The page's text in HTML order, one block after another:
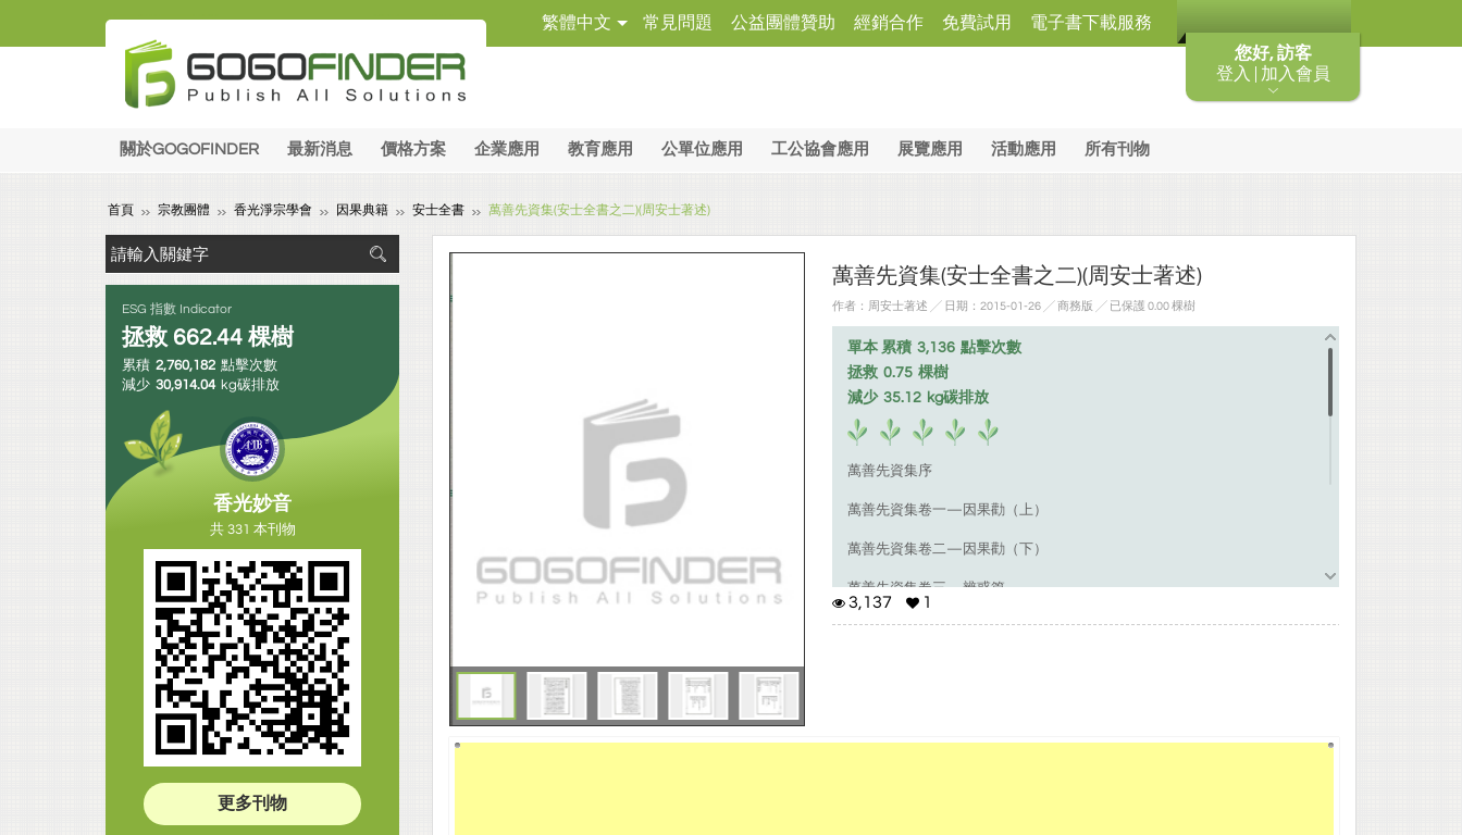
您好, 訪客
登入 | 加入會員
繁體中文 常見問題 公益團體贊助 經銷合作 免費試用 電子書下載服務
關於GOGOFINDER 最新消息 價格方案 企業應用 教育應用 公單位應用 工公協會應用 展覽應用 活動應用 所有刊物
首頁 宗教團體 香光淨宗學會 因果典籍 安士全書 萬善先資集(安士全書之二)(周安士著述)
萬善先資集(安士全書之二)(周安士著述)
作者：周安士著述 ╱ 日期：2015-01-26 ╱ 商務版 ╱ 已保護 0.00 棵樹
單本 累積 3,136 點擊次數
拯救 0.75 棵樹
減少 35.12 kg碳排放
萬善先資集序
萬善先資集卷一—因果勸（上）
萬善先資集卷二—因果勸（下）
萬善先資集卷三—辨惑篇
萬善先資集卷四—謹微錄
聖教雖云大同，佛法實為最勝。不必深求奧義，即所制不殺一戒，可以斷為
3,137 1
ESG 指數 Indicator
拯救 662.44 棵樹
累積 2,760,182 點擊次數
減少 30,914.04 kg碳排放
香光妙音
共 331 本刊物
更多刊物